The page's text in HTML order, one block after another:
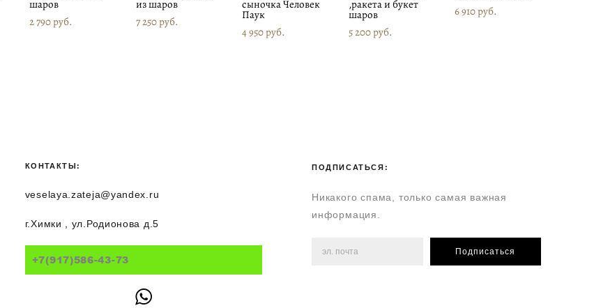
шаров
2 790 pуб.
из шаров
7 250 pуб.
сыночка Человек
Паук
4 950 pуб.
,ракета и букет
шаров
5 200 pуб.
6 910 pуб.
КОНТАКТЫ:
veselaya.zateja@yandex.ru
г.Химки , ул.Родионова д.5
+7(917)586-43-73
ПОДПИСАТЬСЯ:
Никакого спама, только самая важная
информация.
Подписаться